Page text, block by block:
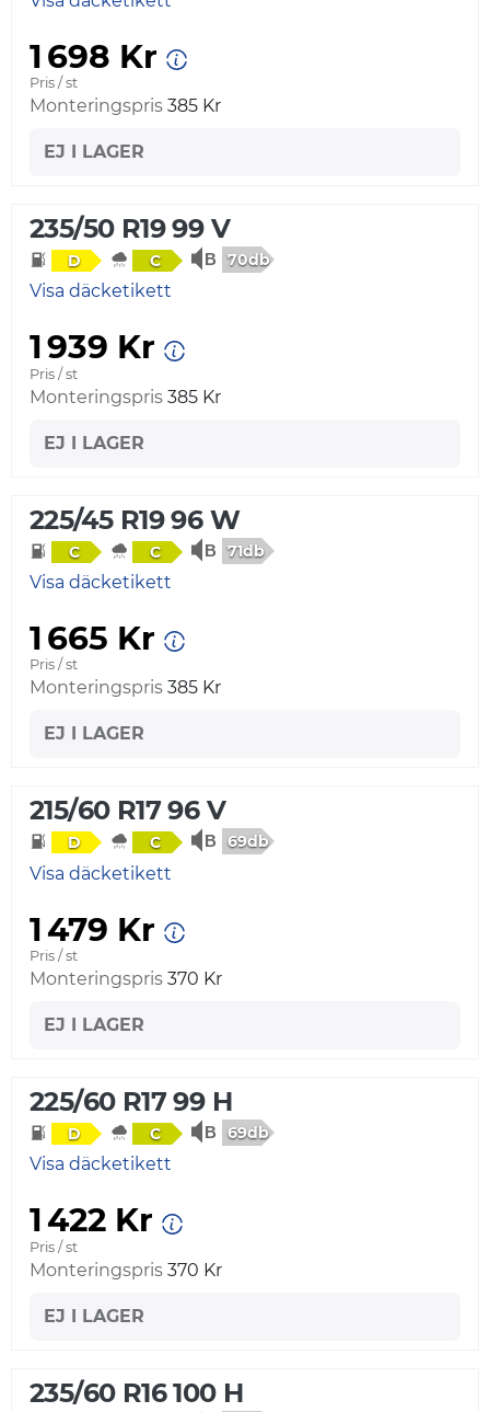
1 698 Kr
Pris / st
Monteringspris 385 Kr
EJ I LAGER
235/50 R19 99 V
D C 70db
Visa däcketikett
1 939 Kr
Pris / st
Monteringspris 385 Kr
EJ I LAGER
225/45 R19 96 W
C C 71db
Visa däcketikett
1 665 Kr
Pris / st
Monteringspris 385 Kr
EJ I LAGER
215/60 R17 96 V
D C 69db
Visa däcketikett
1 479 Kr
Pris / st
Monteringspris 370 Kr
EJ I LAGER
225/60 R17 99 H
D C 69db
Visa däcketikett
1 422 Kr
Pris / st
Monteringspris 370 Kr
EJ I LAGER
235/60 R16 100 H